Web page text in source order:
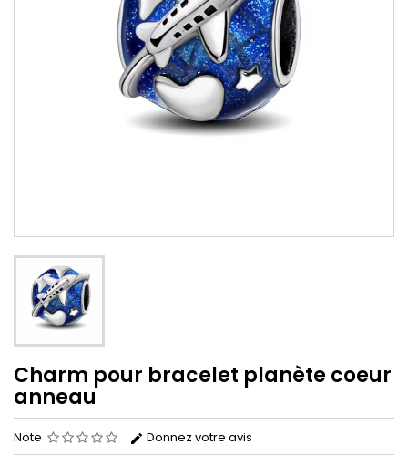
Charm pour bracelet planète coeur
anneau
Note Donnez votre avis